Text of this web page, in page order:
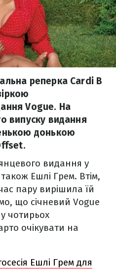
реперка Cardi B
Vogue. На
випуску видання
донькою
видання у
також Ешлі Грем. Втім,
пару вирішила їй
що січневий Vogue
чотирьох
очікувати на
Ешлі Грем для